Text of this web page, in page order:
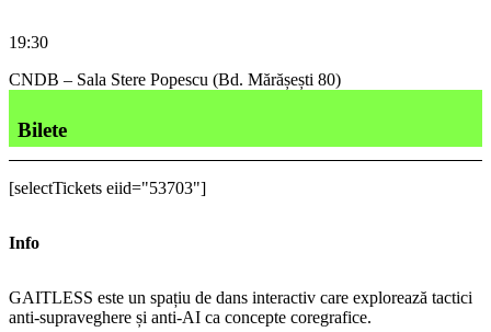
19:30
CNDB – Sala Stere Popescu (Bd. Mărășești 80)
Bilete
[selectTickets eiid="53703"]
Info
GAITLESS este un spațiu de dans interactiv care explorează tactici
anti-supraveghere și anti-AI ca concepte coregrafice.